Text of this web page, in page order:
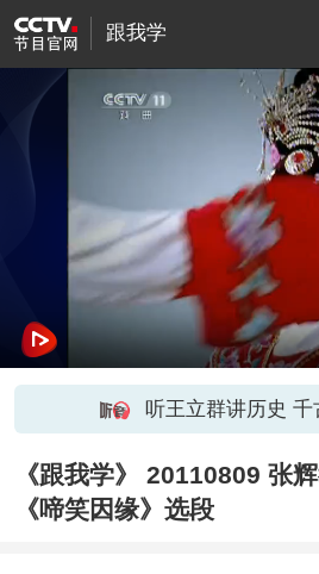
跟我学
听王立群讲历史 千
《跟我学》 20110809 张
《啼笑因缘》选段